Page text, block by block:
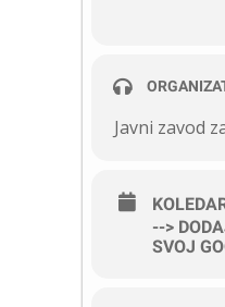
Javni zavod
-->
SVOJ